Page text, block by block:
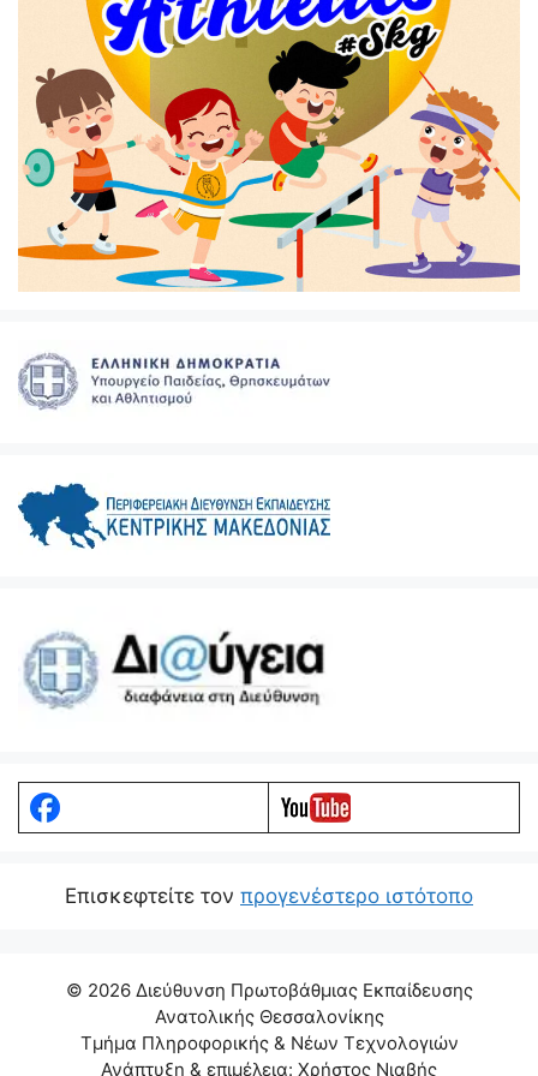
Eπισκεφτείτε τον προγενέστερο ιστότοπο
© 2026 Διεύθυνση Πρωτοβάθμιας Εκπαίδευσης
Ανατολικής Θεσσαλονίκης
Τμήμα Πληροφορικής & Νέων Τεχνολογιών
Ανάπτυξη & επιμέλεια: Χρήστος Νιαβής